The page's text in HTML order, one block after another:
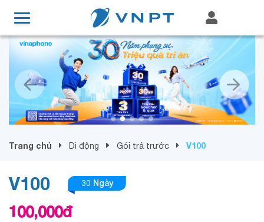
Trang chủ Di động Gói trả trước V100
V100 30 Ngày
100,000đ